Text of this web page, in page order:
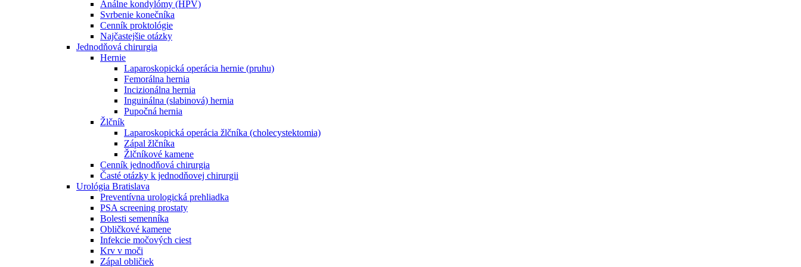
Análne kondylómy (HPV)
Svrbenie konečníka
Cenník proktológie
Najčastejšie otázky
Jednodňová chirurgia
Hernie
Laparoskopická operácia hernie (pruhu)
Femorálna hernia
Incizionálna hernia
Inguinálna (slabinová) hernia
Pupočná hernia
Žlčník
Laparoskopická operácia žlčníka (cholecystektomia)
Zápal žlčníka
Žlčníkové kamene
Cenník jednodňová chirurgia
Časté otázky k jednodňovej chirurgii
Urológia Bratislava
Preventívna urologická prehliadka
PSA screening prostaty
Bolesti semenníka
Obličkové kamene
Infekcie močových ciest
Krv v moči
Zápal obličiek